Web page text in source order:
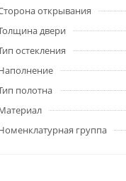
открывания
двери
остекления
полотна
группа